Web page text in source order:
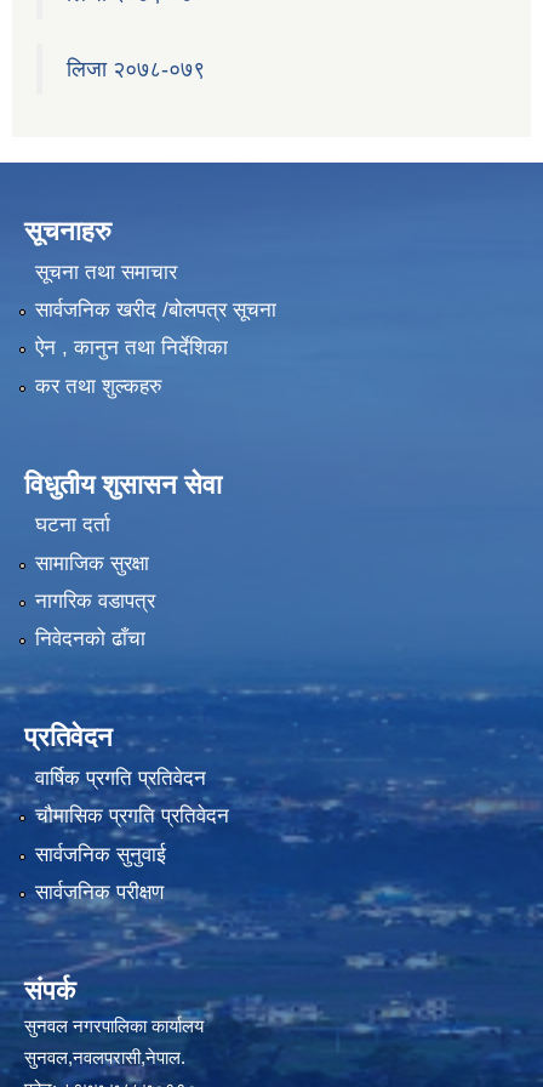
लिजा २०७८-०७९
सूचनाहरु
सूचना तथा समाचार
सार्वजनिक खरीद /बोलपत्र सूचना
ऐन , कानुन तथा निर्देशिका
कर तथा शुल्कहरु
विधुतीय शुसासन सेवा
घटना दर्ता
सामाजिक सुरक्षा
नागरिक वडापत्र
निवेदनको ढाँचा
प्रतिवेदन
वार्षिक प्रगति प्रतिवेदन
चौमासिक प्रगति प्रतिवेदन
सार्वजनिक सुनुवाई
सार्वजनिक परीक्षण
संपर्क
सुनवल नगरपालिका कार्यालय
सुनवल,नवलपरासी,नेपाल.